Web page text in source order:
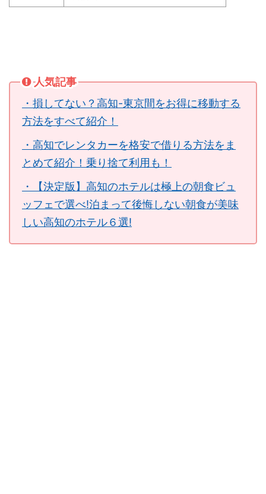
人気記事
・損してない？高知-東京間をお得に移動する
方法をすべて紹介！
・高知でレンタカーを格安で借りる方法をま
とめて紹介！乗り捨て利用も！
・【決定版】高知のホテルは極上の朝食ビュ
ッフェで選べ!泊まって後悔しない朝食が美味
しい高知のホテル６選!